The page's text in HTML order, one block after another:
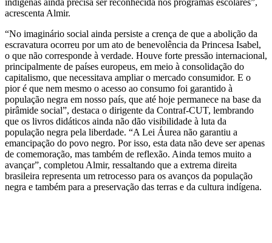
acrescenta Almir.
“No imaginário social ainda persiste a crença de que a abolição da
escravatura ocorreu por um ato de benevolência da Princesa Isabel,
o que não corresponde à verdade. Houve forte pressão internacional,
principalmente de países europeus, em meio à consolidação do
capitalismo, que necessitava ampliar o mercado consumidor. E o
pior é que nem mesmo o acesso ao consumo foi garantido à
população negra em nosso país, que até hoje permanece na base da
pirâmide social”, destaca o dirigente da Contraf-CUT, lembrando
que os livros didáticos ainda não dão visibilidade à luta da
população negra pela liberdade. “A Lei Áurea não garantiu a
emancipação do povo negro. Por isso, esta data não deve ser apenas
de comemoração, mas também de reflexão. Ainda temos muito a
avançar”, completou Almir, ressaltando que a extrema direita
brasileira representa um retrocesso para os avanços da população
negra e também para a preservação das terras e da cultura indígena.